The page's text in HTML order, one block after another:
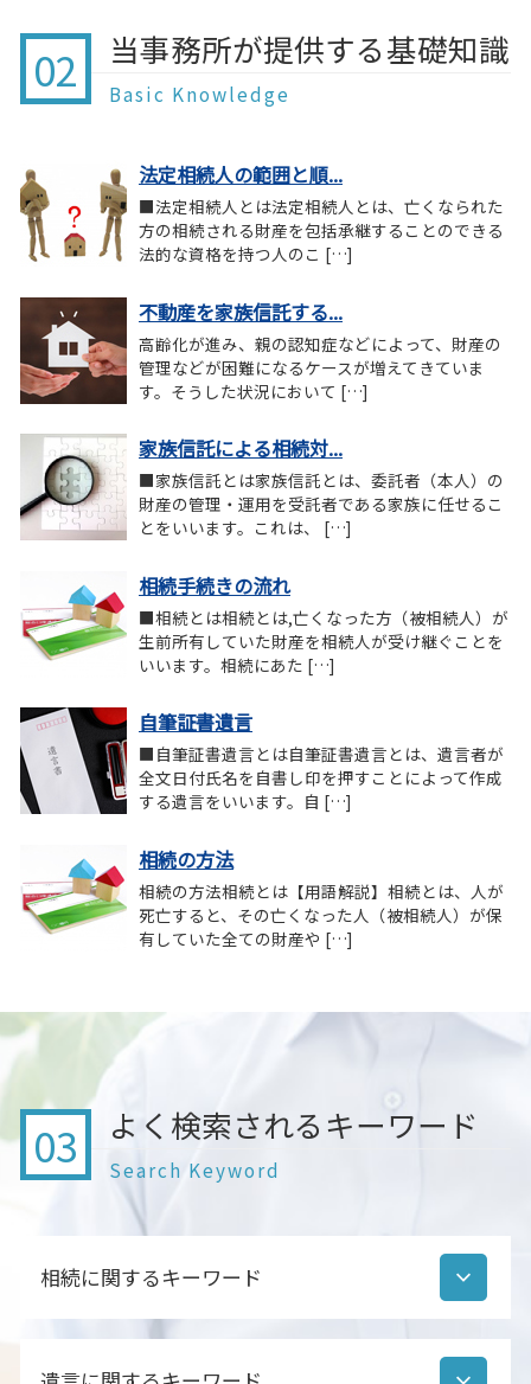
02 当事務所が提供する基礎知識
Basic Knowledge
法定相続人の範囲と順...
■法定相続人とは法定相続人とは、亡くなられた
方の相続される財産を包括承継することのできる
法的な資格を持つ人のこ […]
不動産を家族信託する...
高齢化が進み、親の認知症などによって、財産の
管理などが困難になるケースが増えてきていま
す。そうした状況において […]
家族信託による相続対...
■家族信託とは家族信託とは、委託者（本人）の
財産の管理・運用を受託者である家族に任せるこ
とをいいます。これは、 […]
相続手続きの流れ
■相続とは相続とは,亡くなった方（被相続人）が
生前所有していた財産を相続人が受け継ぐことを
いいます。相続にあた […]
自筆証書遺言
■自筆証書遺言とは自筆証書遺言とは、遺言者が
全文日付氏名を自書し印を押すことによって作成
する遺言をいいます。自 […]
相続の方法
相続の方法相続とは【用語解説】相続とは、人が
死亡すると、その亡くなった人（被相続人）が保
有していた全ての財産や […]
03 よく検索されるキーワード
Search Keyword
相続に関するキーワード